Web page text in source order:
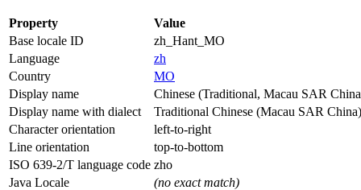
Property
Value
Base locale ID
zh_Hant_MO
Language
zh
Country
MO
Display name
Chinese (Traditional, Macau SAR
Display name with dialect
Traditional Chinese (Macau SAR China)
Character orientation
left-to-right
Line orientation
top-to-bottom
ISO 639-2/T language code zho
Java Locale
(no exact match)